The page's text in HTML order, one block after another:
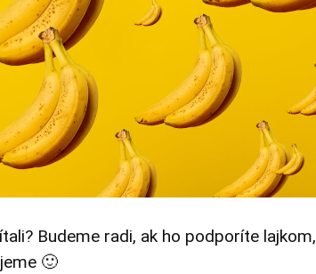
Budeme radi, ak ho podporíte lajkom,
🙂